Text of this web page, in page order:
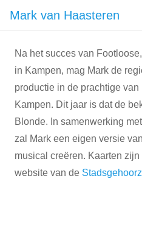
Mark van Haasteren
Na het succes van
in Kampen, mag Mark de
productie in de prachtige
Kampen. Dit jaar is dat de
Blonde. In samenwerking
zal Mark een eigen versie
musical creëren. Kaarten
website van de